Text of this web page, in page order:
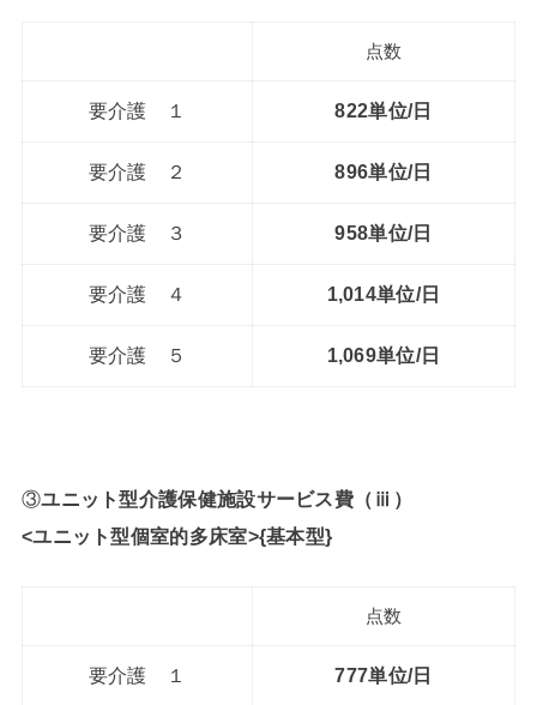
点数
要介護 １ 822単位/日
要介護 ２ 896単位/日
要介護 ３ 958単位/日
要介護 ４ 1,014単位/日
要介護 ５ 1,069単位/日
③ユニット型介護保健施設サービス費（ⅲ）
<ユニット型個室的多床室>{基本型}
点数
要介護 １ 777単位/日